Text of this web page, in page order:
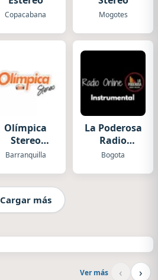
Copacabana Mogotes
Olímpica
Stereo
Barranquilla
Barranquilla
La Poderosa
Radio
Instrumental
Bogota
Cargar más
Ver más ‹ ›